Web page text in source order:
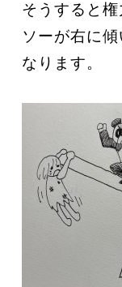
そうすると
ソーが右に
なります。